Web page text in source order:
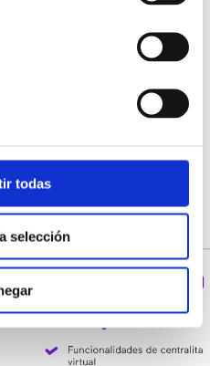
todas
selección
?
en Enreach Contact
que combina voz,
externas desde cualquier
y seguir trabajando